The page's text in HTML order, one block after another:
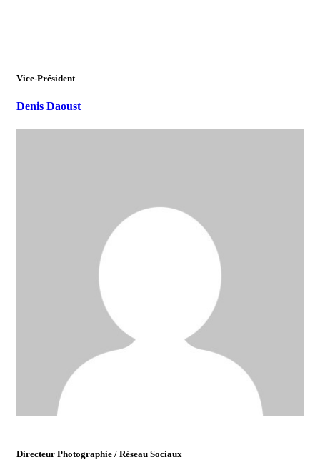
Vice-Président
Denis Daoust
Directeur Photographie / Réseau Sociaux